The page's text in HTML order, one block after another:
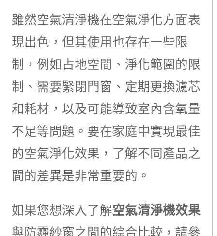
雖然空氣清淨機在空氣淨化方面表
現出色，但其使用也存在一些限
制，例如占地空間、淨化範圍的限
制、需要緊閉門窗、定期更換濾芯
和耗材，以及可能導致室內含氧量
不足等問題。要在家庭中實現最佳
的空氣淨化效果，了解不同產品之
間的差異是非常重要的。
如果您想深入了解空氣清淨機效果
與防霾紗窗之間的綜合比較，請參